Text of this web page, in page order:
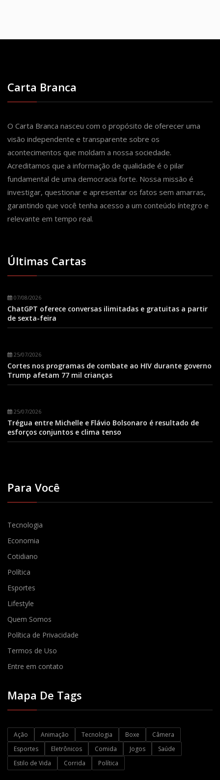
Carta Branca
O Carta Branca nasceu com o propósito de oferecer uma
visão independente e transparente sobre os
acontecimentos que moldam a nossa sociedade.
Acreditamos que a informação de qualidade é o pilar
fundamental de uma democracia forte. Nossa missão é
investigar, questionar e apresentar os fatos sem amarras,
garantindo que você tenha acesso a um conteúdo íntegro e
relevante em tempo real.
Últimas Cartas
07/08/2026
ChatGPT oferece conversas ilimitadas e gratuitas a partir
de sexta-feira
25/07/2026
Cortes nos programas de combate ao HIV durante governo
Trump afetam 77 mil crianças
25/07/2026
Trégua entre Michelle e Flávio Bolsonaro é resultado de
esforços conjuntos e clima tenso
Para Você
Tecnologia
Economia
Cotidiano
Política
Esportes
Lifestyle
Quem Somos
Política de Privacidade
Termos de Uso
Entre em contato
Mapa De Tags
Ação Animação Tecnologia Boxe
Câmera
Esportes
Eletrônicos Comida Jogos
Saúde
Estilo de Vida
Corrida Política